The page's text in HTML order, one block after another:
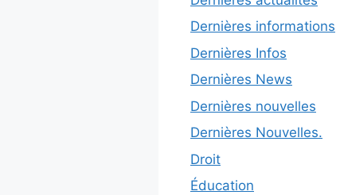
Dernières informations
Dernières Infos
Dernières News
Dernières nouvelles
Dernières Nouvelles.
Droit
Éducation